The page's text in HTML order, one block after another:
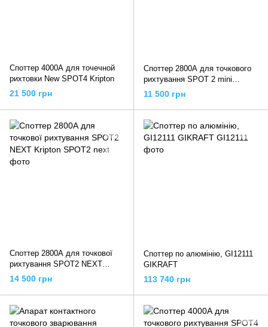
Споттер 4000А для точечной
рихтовки New SPOT4 Kripton
21 500 грн
Споттер 2800А для точкового
рихтування SPOT 2 mini
Kripton
11 500 грн
Споттер 2800А для точкової
рихтування SPOT2 NEXT
Kripton
14 500 грн
Споттер по алюмінію, GI12111
GIKRAFT
113 740 грн